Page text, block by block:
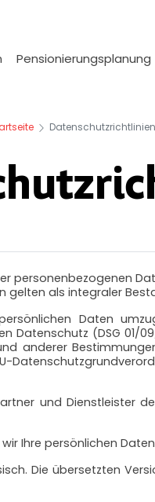
Pensionierungsplanung
Datenschutzrichtlinien
personenbezogenen
als integraler
Daten
Datenschutz (DSG 01/
anderer
und Dienstleister
Ihre persönlichen
Die übersetzten